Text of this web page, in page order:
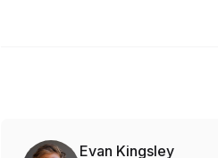
Evan Kingsley